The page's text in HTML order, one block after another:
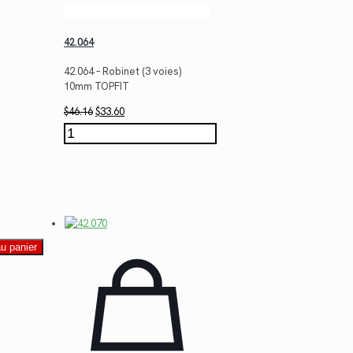
42.064
42.064 – Robinet (3 voies)
10mm TOPFIT
$46.16Le
prix
initial
$33.60Le
prix
actuel
quantité
de
panier